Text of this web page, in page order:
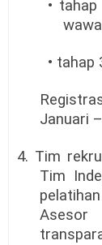
•
• tahap
Januari
4. Tim
Tim
Asesor